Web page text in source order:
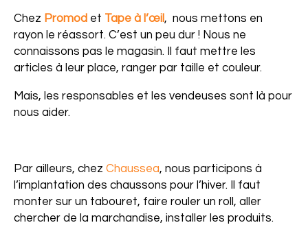
Ensemble
Chez Promod et Tape à l’œil, nous mettons en
rayon le réassort. C’est un peu dur ! Nous ne
connaissons pas le magasin. Il faut mettre les
articles à leur place, ranger par taille et couleur.
Mais, les responsables et les vendeuses sont là pour
nous aider.
Par ailleurs, chez Chaussea, nous participons à
l’implantation des chaussons pour l’hiver. Il faut
monter sur un tabouret, faire rouler un roll, aller
chercher de la marchandise, installer les produits.